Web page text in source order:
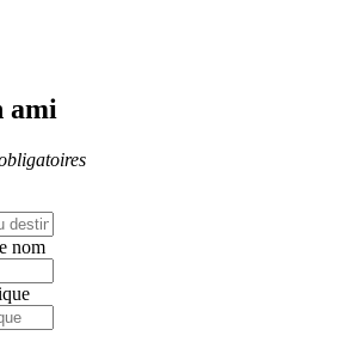
ami
nom